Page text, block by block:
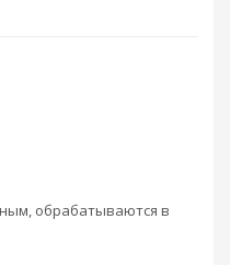
обрабатываются в